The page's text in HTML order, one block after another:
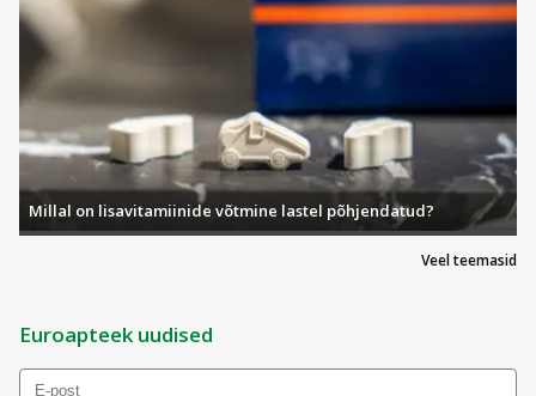
Veel teemasid
Millal on lisavitamiinide võtmine lastel põhjendatud?
Euroapteek uudised